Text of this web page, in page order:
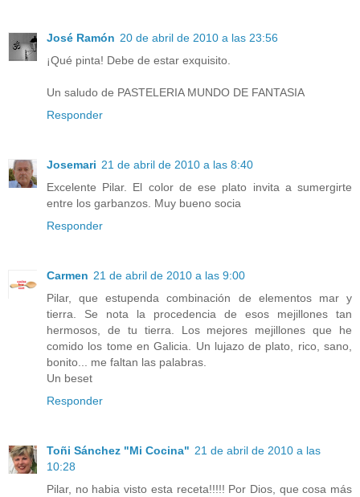
José Ramón 20 de abril de 2010 a las 23:56
¡Qué pinta! Debe de estar exquisito.
Un saludo de PASTELERIA MUNDO DE FANTASIA
Responder
Josemari 21 de abril de 2010 a las 8:40
Excelente Pilar. El color de ese plato invita a sumergirte
entre los garbanzos. Muy bueno socia
Responder
Carmen 21 de abril de 2010 a las 9:00
Pilar, que estupenda combinación de elementos mar y
tierra. Se nota la procedencia de esos mejillones tan
hermosos, de tu tierra. Los mejores mejillones que he
comido los tome en Galicia. Un lujazo de plato, rico, sano,
bonito... me faltan las palabras.
Un beset
Responder
Toñi Sánchez "Mi Cocina" 21 de abril de 2010 a las
10:28
Pilar, no habia visto esta receta!!!!! Por Dios, que cosa más